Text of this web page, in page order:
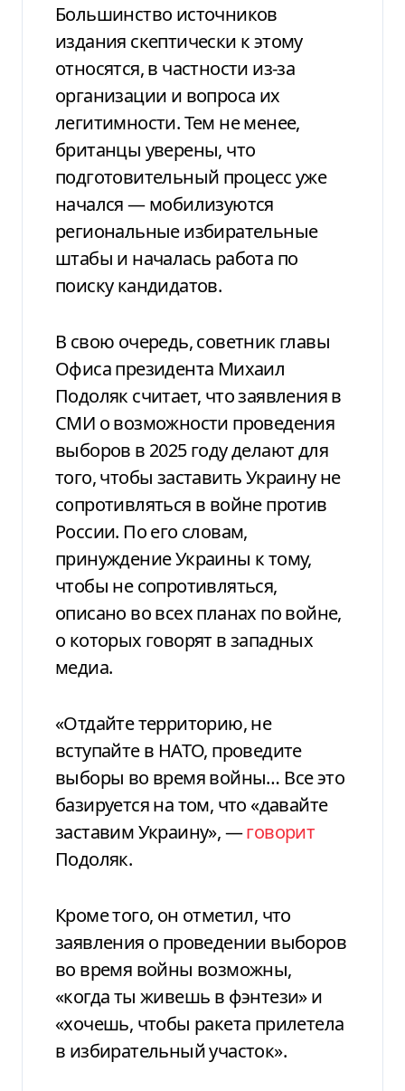
Большинство источников
издания скептически к этому
относятся, в частности из-за
организации и вопроса их
легитимности. Тем не менее,
британцы уверены, что
подготовительный процесс уже
начался — мобилизуются
региональные избирательные
штабы и началась работа по
поиску кандидатов.
В свою очередь, советник главы
Офиса президента Михаил
Подоляк считает, что заявления в
СМИ о возможности проведения
выборов в 2025 году делают для
того, чтобы заставить Украину не
сопротивляться в войне против
России. По его словам,
принуждение Украины к тому,
чтобы не сопротивляться,
описано во всех планах по войне,
о которых говорят в западных
медиа.
«Отдайте территорию, не
вступайте в НАТО, проведите
выборы во время войны… Все это
базируется на том, что «давайте
заставим Украину», —говорит
Подоляк.
Кроме того, он отметил, что
заявления о проведении выборов
во время войны возможны,
«когда ты живешь в фэнтези» и
«хочешь, чтобы ракета прилетела
в избирательный участок».